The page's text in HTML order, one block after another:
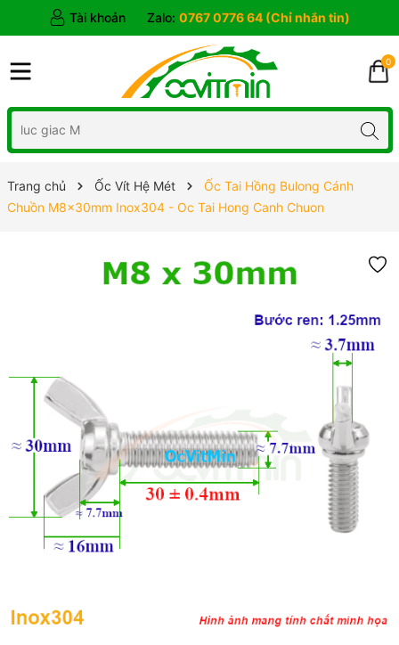
Tài khoản Zalo: 0767 0776 64 (Chỉ nhắn tin)
0
Trang chủ Ốc Vít Hệ Mét
Ốc Tai Hồng Bulong Cánh
Chuồn M8x30mm Inox304 - Oc Tai Hong Canh Chuon